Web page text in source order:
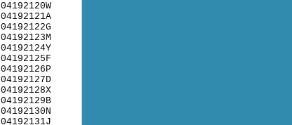
04192120W
04192121A
04192122G
04192123M
04192124Y
04192125F
04192126P
04192127D
04192128X
04192129B
04192130N
04192131J